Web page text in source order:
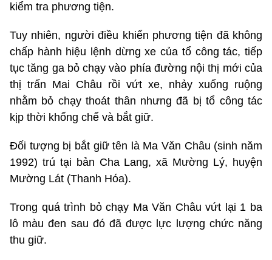
kiểm tra phương tiện.
Tuy nhiên, người điều khiển phương tiện đã không
chấp hành hiệu lệnh dừng xe của tổ công tác, tiếp
tục tăng ga bỏ chạy vào phía đường nội thị mới của
thị trấn Mai Châu rồi vứt xe, nhảy xuống ruộng
nhằm bỏ chạy thoát thân nhưng đã bị tổ công tác
kịp thời khống chế và bắt giữ.
Đối tượng bị bắt giữ tên là Ma Văn Châu (sinh năm
1992) trú tại bản Cha Lang, xã Mường Lý, huyện
Mường Lát (Thanh Hóa).
Trong quá trình bỏ chạy Ma Văn Châu vứt lại 1 ba
lô màu đen sau đó đã được lực lượng chức năng
thu giữ.